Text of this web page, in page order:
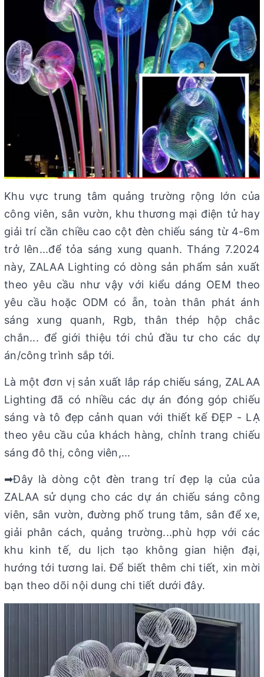
Khu vực trung tâm quảng trường rộng lớn của
công viên, sân vườn, khu thương mại điện tử hay
giải trí cần chiều cao cột đèn chiếu sáng từ 4-6m
trở lên...để tỏa sáng xung quanh. Tháng 7.2024
này, ZALAA Lighting có dòng sản phẩm sản xuất
theo yêu cầu như vậy với kiểu dáng OEM theo
yêu cầu hoặc ODM có ẵn, toàn thân phát ánh
sáng xung quanh, Rgb, thân thép hộp chắc
chắn... để giới thiệu tới chủ đầu tư cho các dự
án/công trình sắp tới.
Là một đơn vị sản xuất lắp ráp chiếu sáng, ZALAA
Lighting đã có nhiều các dự án đóng góp chiếu
sáng và tô đẹp cảnh quan với thiết kế ĐẸP - LẠ
theo yêu cầu của khách hàng, chỉnh trang chiếu
sáng đô thị, công viên,...
➡Đây là dòng cột đèn trang trí đẹp lạ của của
ZALAA sử dụng cho các dự án chiếu sáng công
viên, sân vườn, đường phố trung tâm, sân để xe,
giải phân cách, quảng trường...phù hợp với các
khu kinh tế, du lịch tạo không gian hiện đại,
hướng tới tương lai. Để biết thêm chi tiết, xin mời
bạn theo dõi nội dung chi tiết dưới đây.